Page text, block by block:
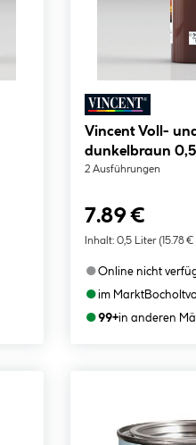
Vincent Voll-
dunkelbraun
2 Ausführungen
7.89 €
Inhalt: 0,5 Liter (15.78
●Online nicht
●im MarktBocholt
●99+in anderen